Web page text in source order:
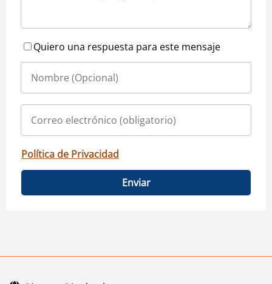
Quiero una respuesta para este mensaje
Política de Privacidad
Enviar